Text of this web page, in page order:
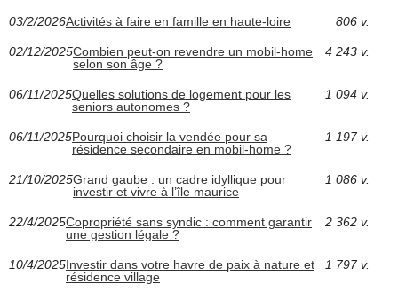
03/2/2026Activités à faire en famille en haute-loire 806 v.
02/12/2025Combien peut-on revendre un mobil-home
selon son âge ?
4 243 v.
06/11/2025Quelles solutions de logement pour les
seniors autonomes ?
1 094 v.
06/11/2025Pourquoi choisir la vendée pour sa
résidence secondaire en mobil-home ?
1 197 v.
21/10/2025Grand gaube : un cadre idyllique pour
investir et vivre à l’île maurice
1 086 v.
22/4/2025Copropriété sans syndic : comment garantir
une gestion légale ?
2 362 v.
10/4/2025Investir dans votre havre de paix à nature et
résidence village
1 797 v.